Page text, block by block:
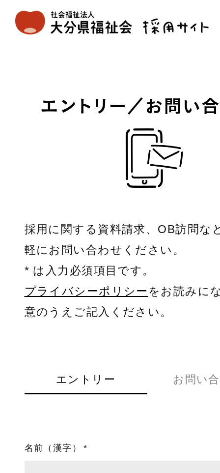
採用に関する資料請求、OB訪問な
軽にお問い合わせください。
* は入力必須項目です。
プライバシーポリシー をお読みに
意のうえご記入ください。
エントリー お問い
名前（漢字）